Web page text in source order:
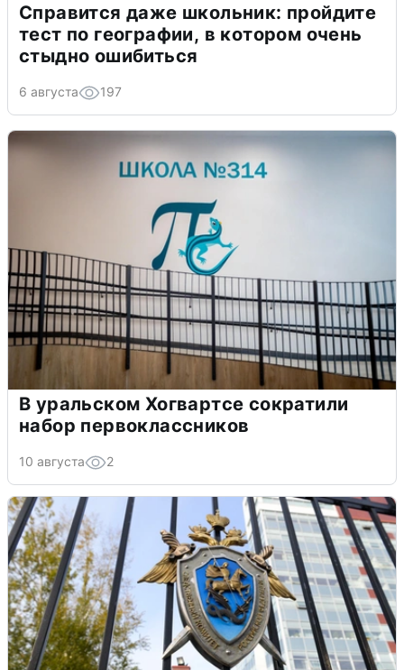
Справится даже школьник: пройдите
тест по географии, в котором очень
стыдно ошибиться
6 августа 197
В уральском Хогвартсе сократили
набор первоклассников
10 августа 2